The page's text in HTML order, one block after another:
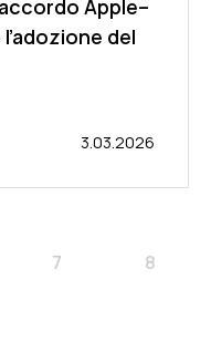
Apple–
del
3.03.2026
7 8